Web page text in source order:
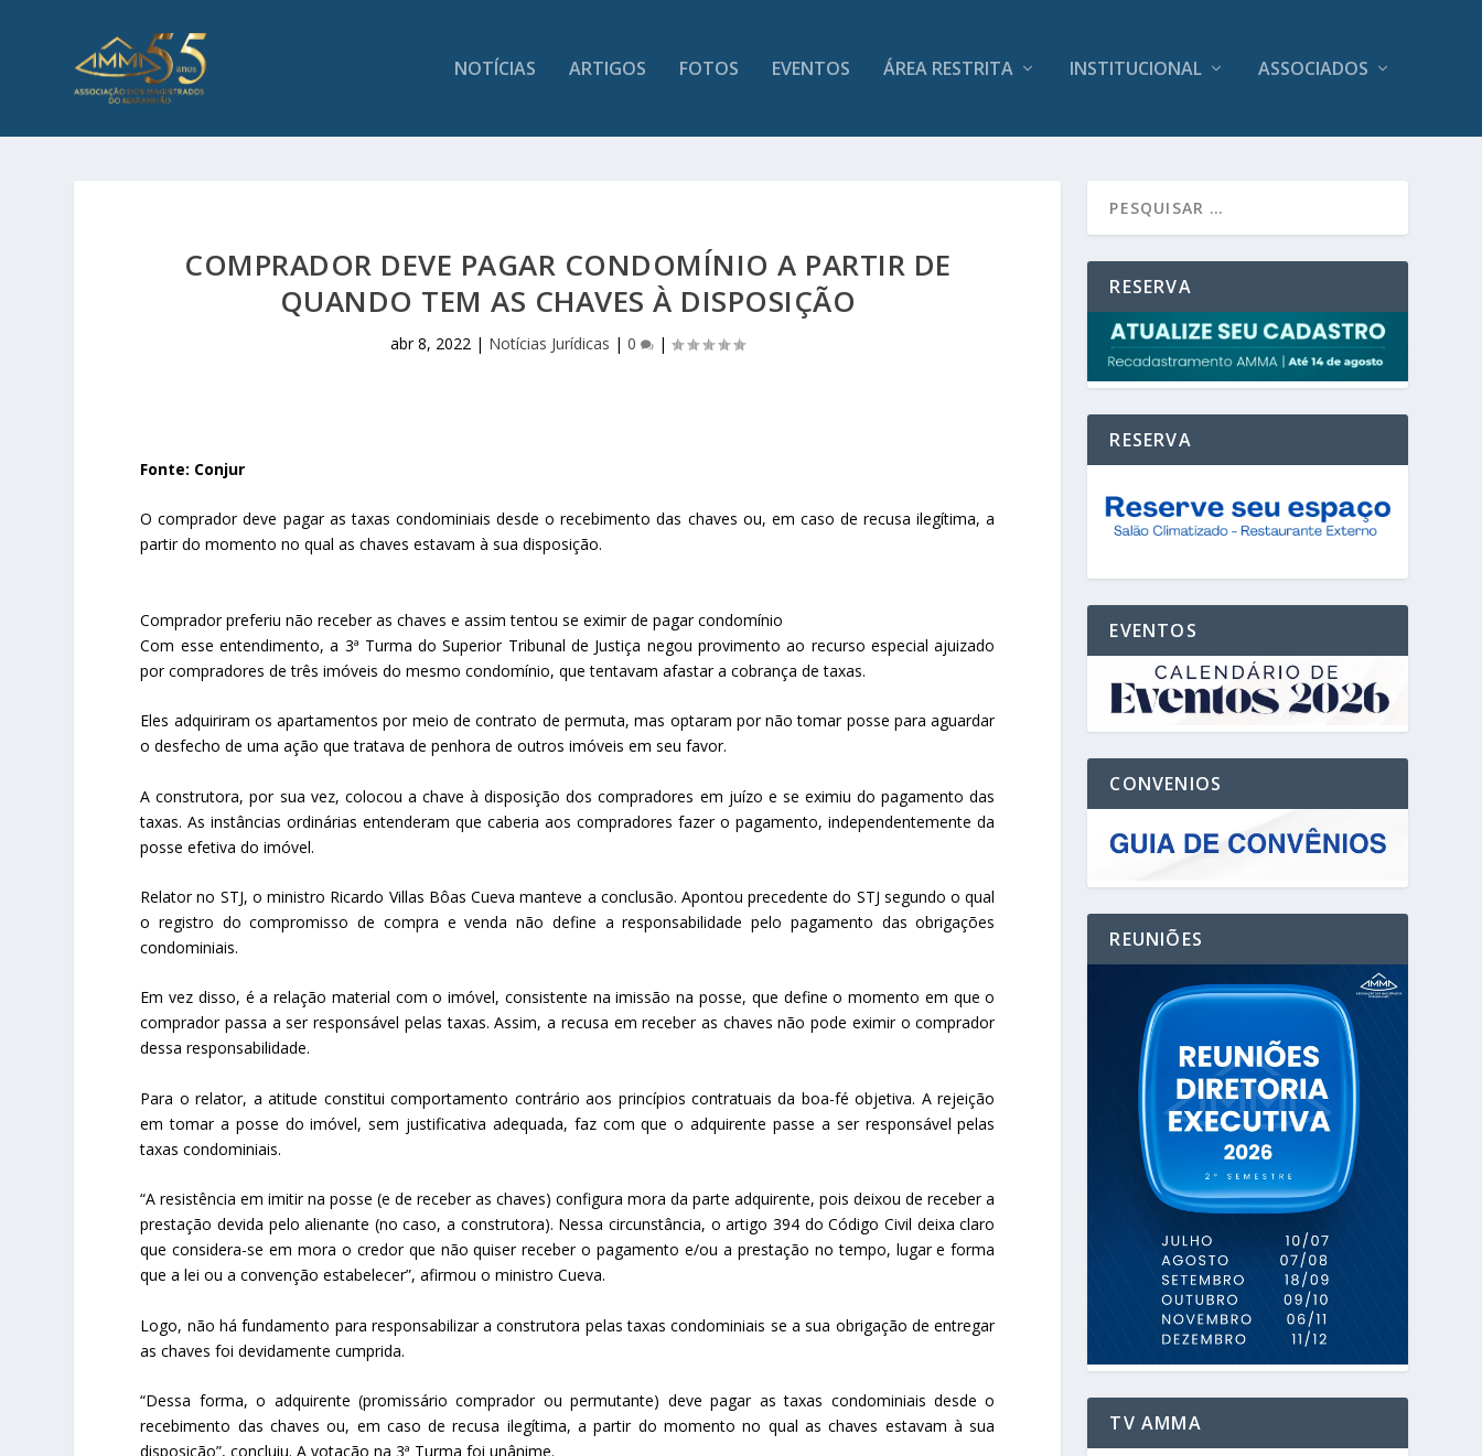
NOTÍCIAS ARTIGOS FOTOS EVENTOS ÁREA RESTRITA INSTITUCIONAL ASSOCIADOS
COMPRADOR DEVE PAGAR CONDOMÍNIO A PARTIR DE
QUANDO TEM AS CHAVES À DISPOSIÇÃO
abr 8, 2022 | Notícias Jurídicas |0 |
Fonte: Conjur
O comprador deve pagar as taxas condominiais desde o recebimento das chaves ou, em caso de recusa ilegítima, a
partir do momento no qual as chaves estavam à sua disposição.
Comprador preferiu não receber as chaves e assim tentou se eximir de pagar condomínio
Com esse entendimento, a 3ª Turma do Superior Tribunal de Justiça negou provimento ao recurso especial ajuizado
por compradores de três imóveis do mesmo condomínio, que tentavam afastar a cobrança de taxas.
Eles adquiriram os apartamentos por meio de contrato de permuta, mas optaram por não tomar posse para aguardar
o desfecho de uma ação que tratava de penhora de outros imóveis em seu favor.
A construtora, por sua vez, colocou a chave à disposição dos compradores em juízo e se eximiu do pagamento das
taxas. As instâncias ordinárias entenderam que caberia aos compradores fazer o pagamento, independentemente da
posse efetiva do imóvel.
Relator no STJ, o ministro Ricardo Villas Bôas Cueva manteve a conclusão. Apontou precedente do STJ segundo o qual
o registro do compromisso de compra e venda não define a responsabilidade pelo pagamento das obrigações
condominiais.
Em vez disso, é a relação material com o imóvel, consistente na imissão na posse, que define o momento em que o
comprador passa a ser responsável pelas taxas. Assim, a recusa em receber as chaves não pode eximir o comprador
dessa responsabilidade.
Para o relator, a atitude constitui comportamento contrário aos princípios contratuais da boa-fé objetiva. A rejeição
em tomar a posse do imóvel, sem justificativa adequada, faz com que o adquirente passe a ser responsável pelas
taxas condominiais.
“A resistência em imitir na posse (e de receber as chaves) configura mora da parte adquirente, pois deixou de receber a
prestação devida pelo alienante (no caso, a construtora). Nessa circunstância, o artigo 394 do Código Civil deixa claro
que considera-se em mora o credor que não quiser receber o pagamento e/ou a prestação no tempo, lugar e forma
que a lei ou a convenção estabelecer”, afirmou o ministro Cueva.
Logo, não há fundamento para responsabilizar a construtora pelas taxas condominiais se a sua obrigação de entregar
as chaves foi devidamente cumprida.
“Dessa forma, o adquirente (promissário comprador ou permutante) deve pagar as taxas condominiais desde o
recebimento das chaves ou, em caso de recusa ilegítima, a partir do momento no qual as chaves estavam à sua
disposição”, concluiu. A votação na 3ª Turma foi unânime.
RESERVA
RESERVA
EVENTOS
CONVENIOS
REUNIÕES
TV AMMA